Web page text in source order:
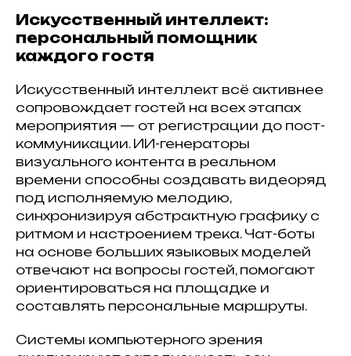
Искусственный интеллект:
персональный помощник
каждого гостя
Искусственный интеллект всё активнее
сопровождает гостей на всех этапах
мероприятия — от регистрации до пост-
коммуникации. ИИ-генераторы
визуального контента в реальном
времени способны создавать видеоряд
под исполняемую мелодию,
синхронизируя абстрактную графику с
ритмом и настроением трека. Чат-боты
на основе больших языковых моделей
отвечают на вопросы гостей, помогают
ориентироваться на площадке и
составлять персональные маршруты.
Системы компьютерного зрения